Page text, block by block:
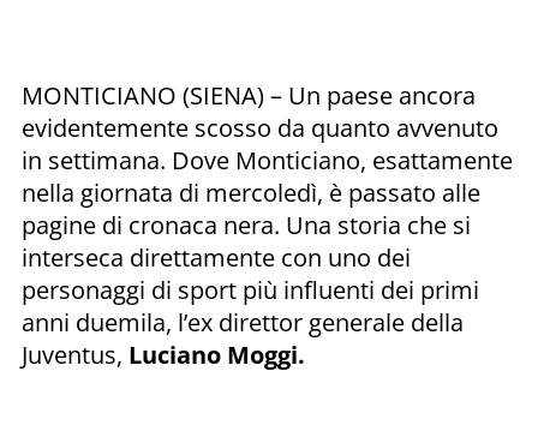
MONTICIANO (SIENA) – Un paese ancora
evidentemente scosso da quanto avvenuto
in settimana. Dove Monticiano, esattamente
nella giornata di mercoledì, è passato alle
pagine di cronaca nera. Una storia che si
interseca direttamente con uno dei
personaggi di sport più influenti dei primi
anni duemila, l’ex direttor generale della
Juventus, Luciano Moggi.